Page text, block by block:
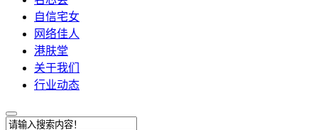
自信宅女
网络佳人
港肤堂
关于我们
行业动态